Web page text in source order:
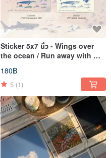
Sticker 5x7 นิ้ว - Wings over
the ocean / Run away with me
/ Tiny creatures
180฿
5 (1)